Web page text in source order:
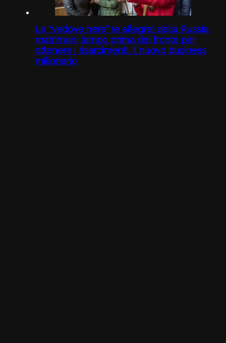
Le “vedove nere” (e allegre) della Russia:
matrimoni lampo prima del fronte per
ottenere i risarcimenti. Il nuovo business
milionario